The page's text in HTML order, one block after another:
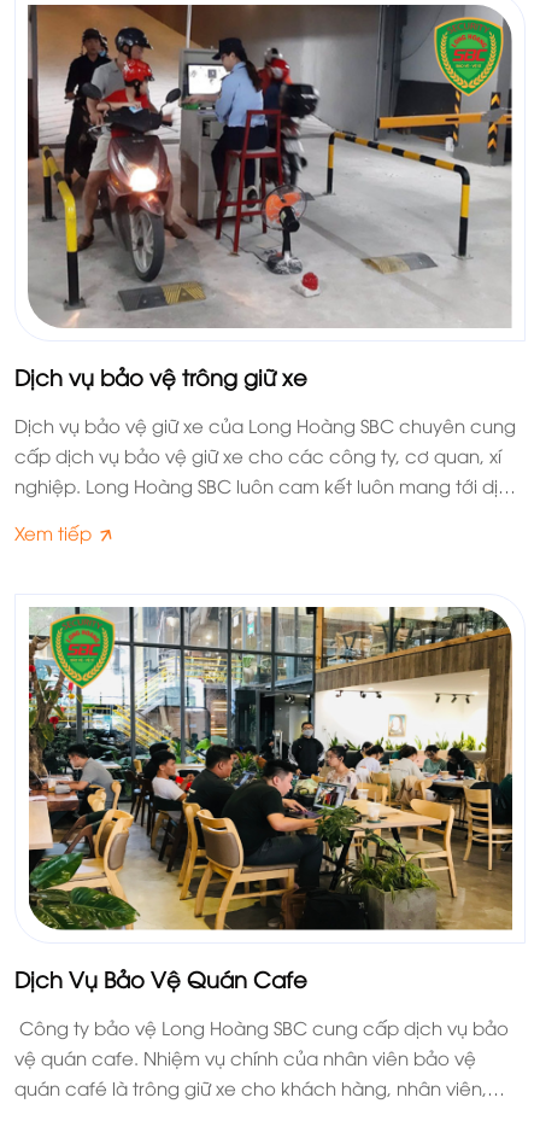
Dịch vụ bảo vệ trông giữ xe
Dịch vụ bảo vệ giữ xe của Long Hoàng SBC chuyên cung
cấp dịch vụ bảo vệ giữ xe cho các công ty, cơ quan, xí
nghiệp. Long Hoàng SBC luôn cam kết luôn mang tới dịch
và Đối Tác.
Xem tiếp
Dịch Vụ Bảo Vệ Quán Cafe
Công ty bảo vệ Long Hoàng SBC cung cấp dịch vụ bảo
vệ quán cafe. Nhiệm vụ chính của nhân viên bảo vệ
quán café là trông giữ xe cho khách hàng, nhân viên,